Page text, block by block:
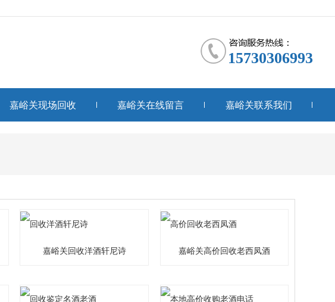
15730306993
嘉峪关现场回收 嘉峪关在线留言 嘉峪关联系我们
嘉峪关回收洋酒轩尼诗 嘉峪关高价回收老西凤酒